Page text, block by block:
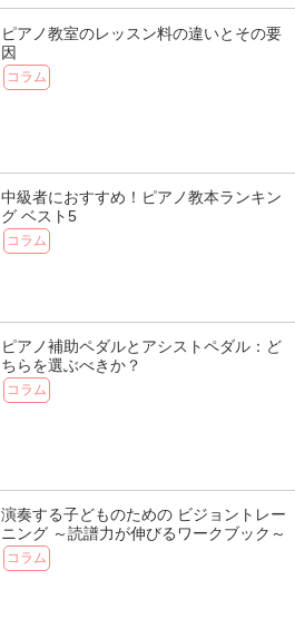
ピアノ教室のレッスン料の違いとその要
因
コラム
中級者におすすめ！ピアノ教本ランキン
グ ベスト5
コラム
ピアノ補助ペダルとアシストペダル：ど
ちらを選ぶべきか？
コラム
演奏する子どものための ビジョントレー
ニング ～読譜力が伸びるワークブック～
コラム